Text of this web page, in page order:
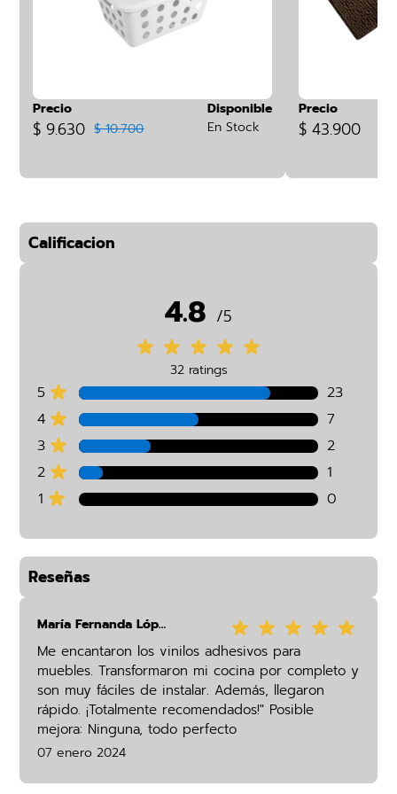
Precio
$ 9.630 $ 10.700
Disponible
En Stock
Precio
$ 43.900
Calificacion
4.8 /5
32 ratings
5
23
4
7
3
2
2
1
1
0
Reseñas
María Fernanda López
Me encantaron los vinilos adhesivos para
muebles. Transformaron mi cocina por completo y
son muy fáciles de instalar. Además, llegaron
rápido. ¡Totalmente recomendados!" Posible
mejora: Ninguna, todo perfecto
07 enero 2024